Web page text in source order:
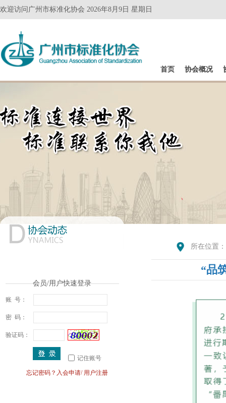
欢迎访问广州市标准化协会 2026年8月9日 星期日
首页 协会概况
会员/用户快速登录
账 号：
密 码：
验证码：
记住账号
忘记密码？ 入会申请/ 用户注册
所在位置：
“品